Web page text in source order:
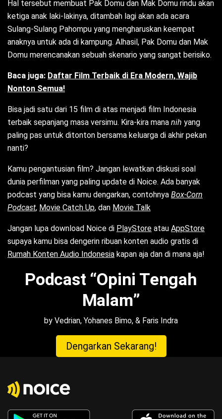
Hal tersebut membuat Pak Domu dan Mak Domu rindu akan
ketiga anak laki-lakinya, ditambah lagi akan ada acara
Sulang-Sulang Pahompu yang mengharuskan keempat
anaknya untuk ada di kampung. Alhasil, Pak Domu dan Mak
Domu merencanakan sebuah skenario yang sangat berisiko.
Baca juga: Daftar Film Terbaik di Era Modern, Wajib
Nonton Semua!
Bisa jadi satu dari 15 film di atas menjadi film Indonesia
terbaik sepanjang masa versimu. Kira-kira mana nih yang
paling pas untuk ditonton bersama keluarga di akhir pekan
nanti?
Kamu pengantusian film? Jangan lewatkan diskusi soal
dunia perfilman yang paling update di Noice. Ada banyak
podcast yang bisa kamu dengarkan, contohnya Box-Corn
Podcast, Movie Catch Up, dan Movie Talk
Jangan lupa download Noice di PlayStore atau AppStore
supaya kamu bisa dengerin ribuan konten audio gratis di
Rumah Konten Audio Indonesia kapan aja dan di mana aja!
Podcast “Opini Tengah
Malam”
by Vedrian, Yohanes Bimo, & Faris Indra
Dengarkan Sekarang!